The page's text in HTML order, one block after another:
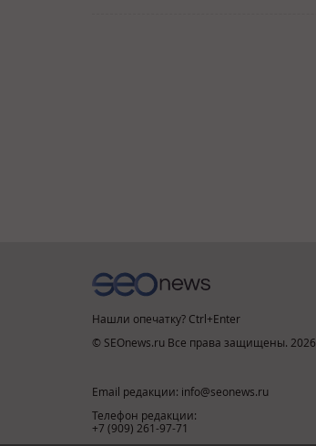
Нашли опечатку? Ctrl+Enter
© SEOnews.ru Все права защищены. 2026
Email редакции: info@seonews.ru
Телефон редакции:
+7 (909) 261-97-71